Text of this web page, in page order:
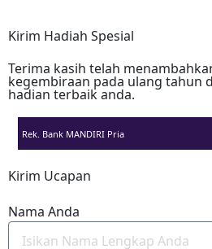
Kirim Hadiah Spesial
Terima kasih telah
kegembiraan pada ulang tahun
hadian terbaik anda.
Kirim Ucapan
Nama Anda